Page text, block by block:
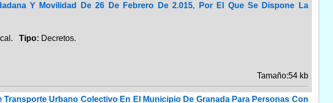
Y Movilidad De 26 De Febrero De 2.015, Por El Que Se Dispone La
Tipo: Decretos.
Tamaño:54 kb
Urbano Colectivo En El Municipio De Granada Para Personas Con